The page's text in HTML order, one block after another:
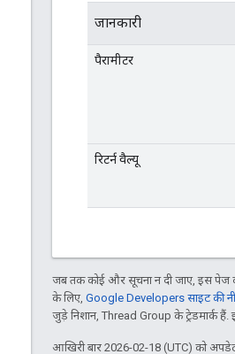
जानकारी
पैरामीटर
रिटर्न वैल्यू
जब तक कोई और सूचना न दी जाए, इस पेज
के लिए, Google Developers साइट की
जुड़े निशान, Thread Group के ट्रेडमार्क हैं.
आखिरी बार 2026-02-18 (UTC) को अपडेट